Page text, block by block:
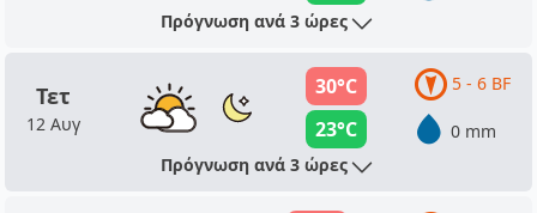
Πρόγνωση ανά 3 ώρες
Τετ
12 Αυγ
30°C
23°C
5 - 6 BF
0 mm
Πρόγνωση ανά 3 ώρες